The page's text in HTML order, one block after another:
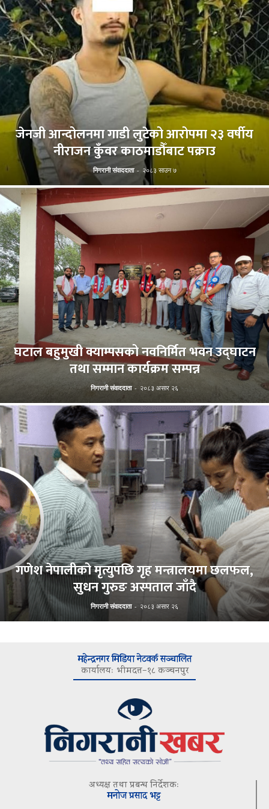
जेनजी आन्दोलनमा गाडी लुटेको आरोपमा २३ वर्षीय
नीराजन कुँवर काठमाडौँबाट पक्राउ
निगरानी संवाददाता - २०८३ साउन ७
घटाल बहुमुखी क्याम्पसको नवनिर्मित भवन उद्घाटन
तथा सम्मान कार्यक्रम सम्पन्न
निगरानी संवाददाता - २०८३ असार २६
गणेश नेपालीको मृत्युपछि गृह मन्त्रालयमा छलफल,
सुधन गुरुङ अस्पताल जाँदै
निगरानी संवाददाता - २०८३ असार २६
महेन्द्रनगर मिडिया नेटवर्क सञ्चालित
कार्यालयः भीमदत्त–१८ कञ्चनपुर
अध्यक्ष तथा प्रबन्ध निर्देशकः
मनोज प्रसाद भट्ट